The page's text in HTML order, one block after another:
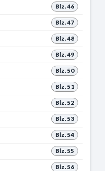
Blz. 46
Blz. 47
Blz. 48
Blz. 49
Blz. 50
Blz. 51
Blz. 52
Blz. 53
Blz. 54
Blz. 55
Blz. 56